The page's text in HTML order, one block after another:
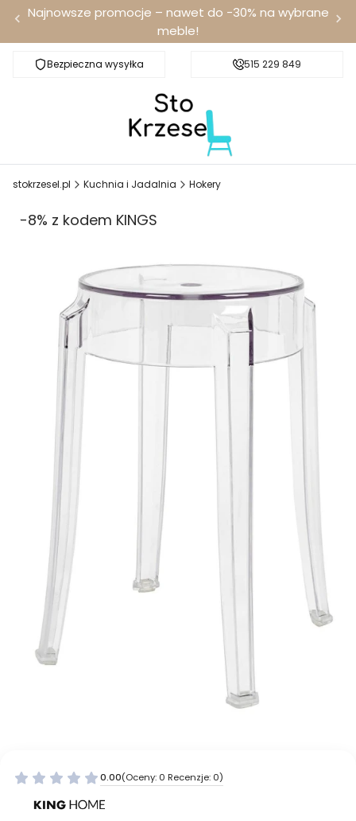
Najnowsze promocje – nawet do -30% na wybrane
meble!
Bezpieczna wysyłka Darmowa dostawa od 100 zł
515 229 849
stokrzesel.pl Kuchnia i Jadalnia Hokery
-8% z kodem KINGS
0.00(Oceny: 0 Recenzje: 0)